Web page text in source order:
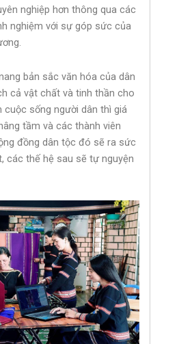
nghiệp hơn thông qua các
nghiệm với sự góp sức của
bản sắc văn hóa của dân
cả vật chất và tinh thần cho
cuộc sống người dân thì giá
tầm và các thành viên
đồng dân tộc đó sẽ ra sức
các thế hệ sau sẽ tự nguyện